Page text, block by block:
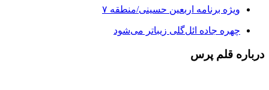
ویژه برنامه اربعین حسینی/منطقه ۷
چهره جاده ائل‌گلی زیباتر می‌شود
درباره قلم پرس